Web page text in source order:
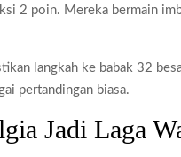
2 poin. Mereka bermain
langkah ke babak 32
pertandingan biasa.
Jadi Laga